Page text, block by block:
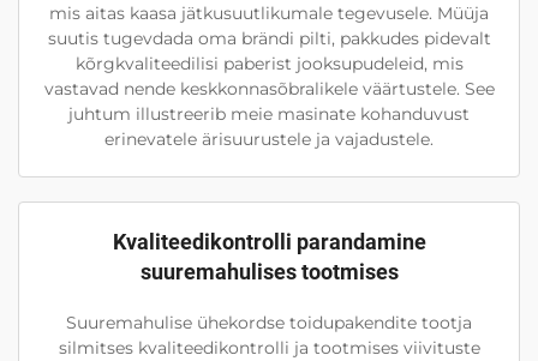
mis aitas kaasa jätkusuutlikumale tegevusele. Müüja
suutis tugevdada oma brändi pilti, pakkudes pidevalt
kõrgkvaliteedilisi paberist jooksupudeleid, mis
vastavad nende keskkonnasõbralikele väärtustele. See
juhtum illustreerib meie masinate kohanduvust
erinevatele ärisuurustele ja vajadustele.
Kvaliteedikontrolli parandamine
suuremahulises tootmises
Suuremahulise ühekordse toidupakendite tootja
silmitses kvaliteedikontrolli ja tootmises viivituste